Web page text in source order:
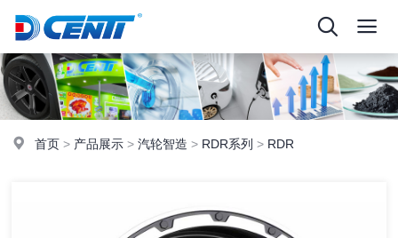
首页 > 产品展示 >汽轮智造 > RDR系列 > RDR